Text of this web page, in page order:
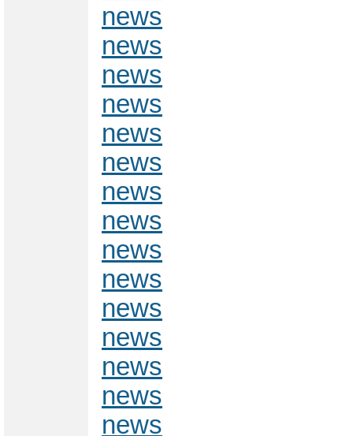
news
news
news
news
news
news
news
news
news
news
news
news
news
news
news